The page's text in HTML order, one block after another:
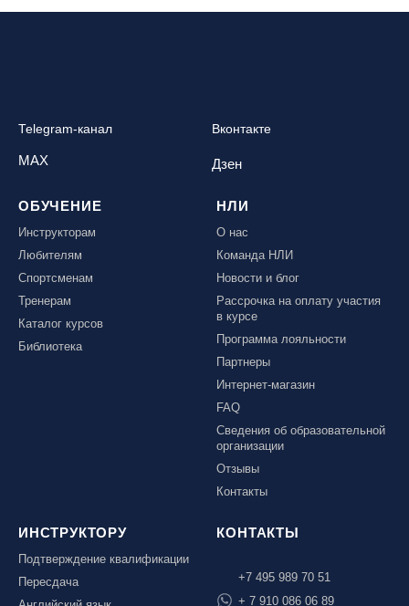
Telegram-канал Вконтакте
MAX Дзен
ОБУЧЕНИЕ
Инструкторам
Любителям
Спортсменам
Тренерам
Каталог курсов
Библиотека
НЛИ
О нас
Команда НЛИ
Новости и блог
Рассрочка на оплату участия
в курсе
Программа лояльности
Партнеры
Интернет-магазин
FAQ
Сведения об образовательной
организации
Отзывы
Контакты
ИНСТРУКТОРУ
Подтверждение квалификации
Пересдача
КОНТАКТЫ
+7 495 989 70 51
+ 7 910 086 06 89